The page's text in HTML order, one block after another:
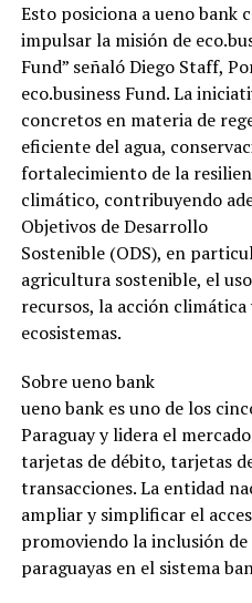
Esto posiciona a ueno bank
impulsar la misión de
Fund” señaló Diego Staff,
eco.business Fund. La
concretos en materia de
eficiente del agua,
fortalecimiento de la
climático, contribuyendo
Objetivos de Desarrollo
Sostenible (ODS), en
agricultura sostenible, el
recursos, la acción
ecosistemas.
Sobre ueno bank
ueno bank es uno de los
Paraguay y lidera el
tarjetas de débito, tarjetas
transacciones. La entidad
ampliar y simplificar el
promoviendo la inclusión
paraguayas en el sistema